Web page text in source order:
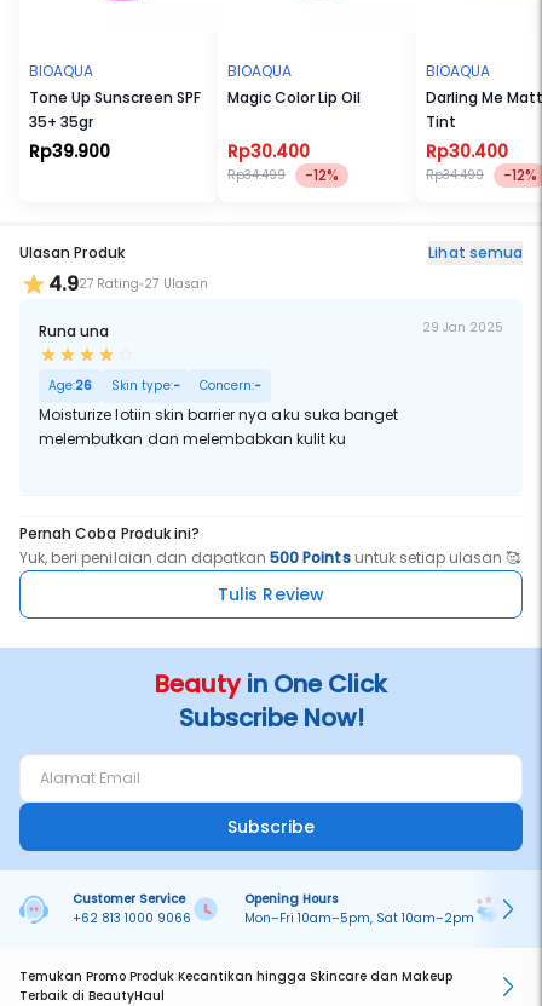
BIOAQUA
Tone Up Sunscreen SPF
35+ 35gr
Rp39.900
BIOAQUA
Magic Color Lip Oil
Rp30.400
Rp34.499 -12%
BIOAQUA
Darling Me
Tint
Rp30.400
Rp34.499 -12%
Ulasan Produk Lihat semua
4.927 Rating 27 Ulasan
Runa una 29 Jan 2025
Age:26 Skin type:- Concern:-
Moisturize lotiin skin barrier nya aku suka banget
melembutkan dan melembabkan kulit ku
Pernah Coba Produk ini?
Yuk, beri penilaian dan dapatkan500 Pointsuntuk setiap ulasan 🥰
Tulis Review
Beautyin One Click
Subscribe Now!
Subscribe
Customer Service
+62 813 1000 9066
Opening Hours
Mon–Fri 10am–5pm, Sat 10am–2pm
Temukan Promo Produk Kecantikan hingga Skincare dan Makeup
Terbaik di BeautyHaul